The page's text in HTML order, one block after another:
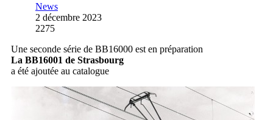
News
2 décembre 2023
2275
Une seconde série de BB16000 est en préparation
La BB16001 de Strasbourg
a été ajoutée au catalogue